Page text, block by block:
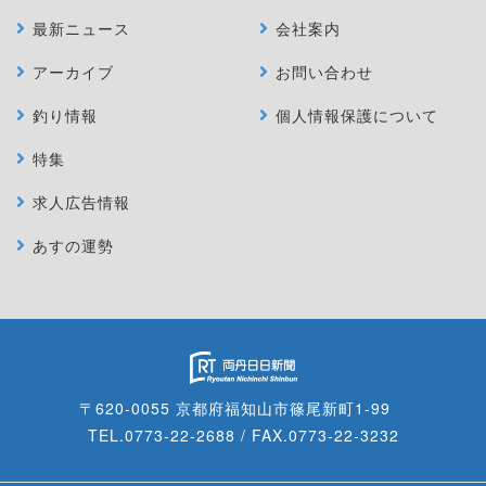
最新ニュース
アーカイブ
釣り情報
特集
求人広告情報
あすの運勢
会社案内
お問い合わせ
個人情報保護について
〒620-0055 京都府福知山市篠尾新町1-99
TEL.0773-22-2688 / FAX.0773-22-3232